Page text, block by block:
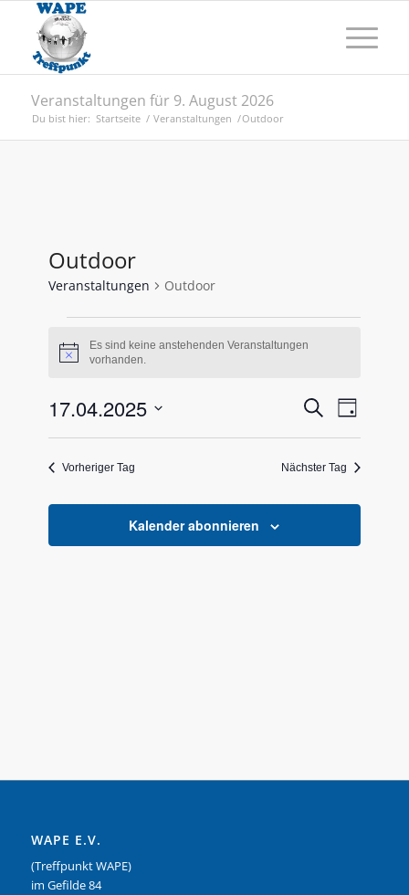
Veranstaltungen für 9. August 2026
Du bist hier: Startseite / Veranstaltungen /Outdoor
Outdoor
Veranstaltungen Outdoor
für
April
2025
Hinweis
Es sind keine anstehenden Veranstaltungen
vorhanden.
Suche
und
SucheTag
17.04.2025
Vorheriger Tag Nächster Tag
Kalender abonnieren
WAPE E.V.
(Treffpunkt WAPE)
im Gefilde 84